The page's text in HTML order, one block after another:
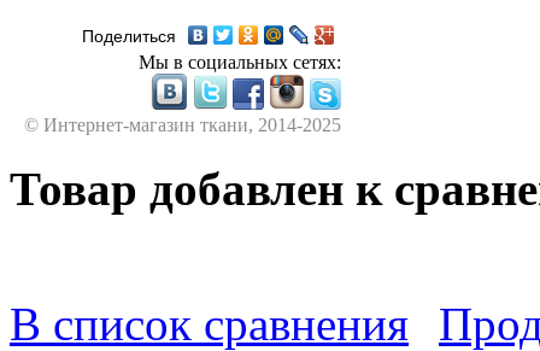
Поделиться
Мы в социальных сетях:
© Интернет-магазин ткани, 2014-2025
Товар добавлен к
В список сравнения